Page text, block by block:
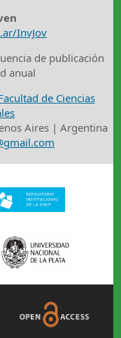
InvJov
de publicación
anual
de Ciencias
Aires | Argentina